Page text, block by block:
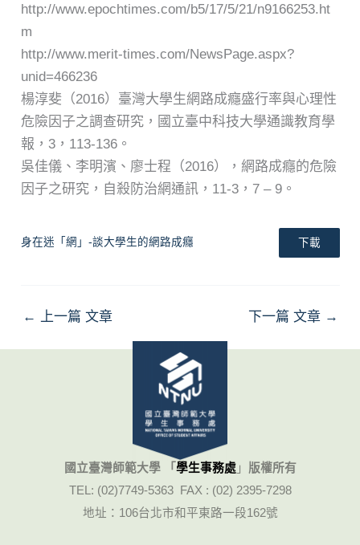
http://www.epochtimes.com/b5/17/5/21/n9166253.ht
m
http://www.merit-times.com/NewsPage.aspx?
unid=466236
楊淳斐（2016）臺灣大學生網路成癮盛行率與心理性
危險因子之調查研究，國立臺中科技大學通識教育學
報，3，113-136。
吳佳儀、李明濱、廖士程（2016），網路成癮的危險
因子之研究，自殺防治網通訊，11-3，7 – 9。
身在迷「網」-談大學生的網路成癮 下載
← 上一篇 文章 下一篇 文章 →
國立臺灣師範大學 「 學生事務處」 版權所有
TEL: (02)7749-5363 FAX : (02) 2395-7298
地址：106台北市和平東路一段162號